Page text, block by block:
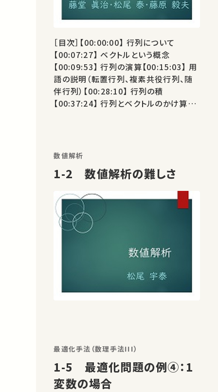
［目次］【00:00:00】 行列について
【00:07:27】 ベクトルという概念
【00:09:53】 行列の演算【00:15:03】 用
語の説明（転置行列、複素共役行列、随
伴行列）【00:28:10】 行列の積
【00:37:24】 行列とベクトルのかけ算
列【01:05:37】 2行2列の場合の逆行列
数値解析
1-2 数値解析の難しさ
最適化手法（数理手法III）
1-5 最適化問題の例④：1
変数の場合